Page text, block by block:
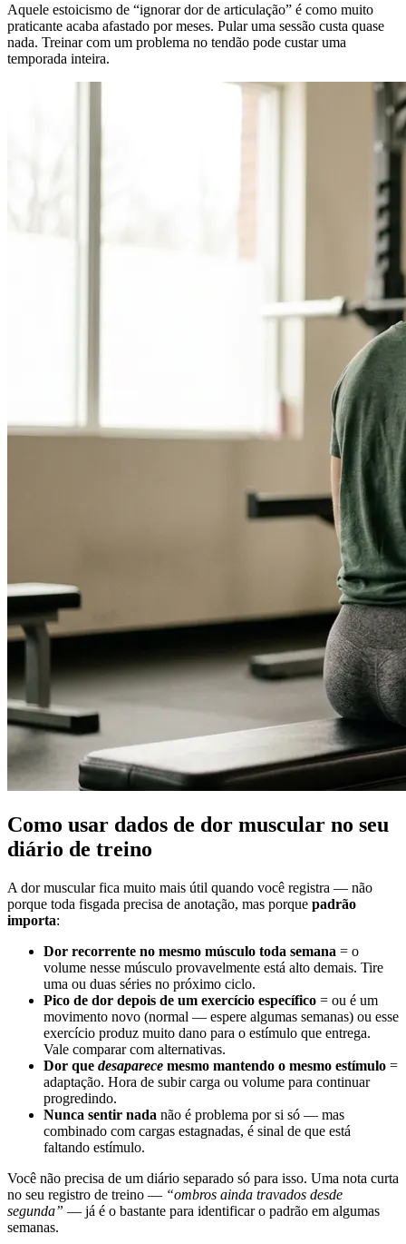
Aquele estoicismo de “ignorar dor de articulação” é como muito
praticante acaba afastado por meses. Pular uma sessão custa quase
nada. Treinar com um problema no tendão pode custar uma
temporada inteira.
Como usar dados de dor muscular no seu
diário de treino
A dor muscular fica muito mais útil quando você registra — não
porque toda fisgada precisa de anotação, mas porque padrão
importa:
Dor recorrente no mesmo músculo toda semana = o
volume nesse músculo provavelmente está alto demais. Tire
uma ou duas séries no próximo ciclo.
Pico de dor depois de um exercício específico = ou é um
movimento novo (normal — espere algumas semanas) ou esse
exercício produz muito dano para o estímulo que entrega.
Vale comparar com alternativas.
Dor que desaparece mesmo mantendo o mesmo estímulo =
adaptação. Hora de subir carga ou volume para continuar
progredindo.
Nunca sentir nada não é problema por si só — mas
combinado com cargas estagnadas, é sinal de que está
faltando estímulo.
Você não precisa de um diário separado só para isso. Uma nota curta
no seu registro de treino — “ombros ainda travados desde
segunda” — já é o bastante para identificar o padrão em algumas
semanas.